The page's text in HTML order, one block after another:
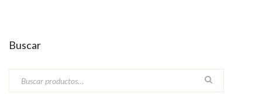
Buscar